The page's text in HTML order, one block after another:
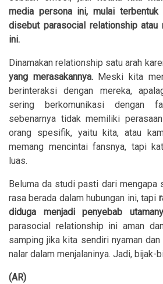
media persona ini, mulai
disebut parasocial relationship atau
ini.
Dinamakan relationship satu arah
yang merasakannya. Meski kita
berinteraksi dengan mereka,
sering berkomunikasi dengan
sebenarnya tidak memiliki
orang spesifik, yaitu kita, atau
memang mencintai fansnya, tapi
luas.
Beluma da studi pasti dari mengapa
rasa berada dalam hubungan ini, tapi
diduga menjadi penyebab
parasocial relationship ini aman
samping jika kita sendiri nyaman
nalar dalam menjalaninya. Jadi, bijak-
(AR)